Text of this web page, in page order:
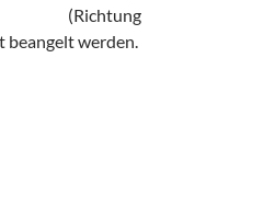
(Richtung
werden.